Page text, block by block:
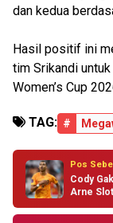
dan kedua
Hasil positif ini
tim Srikandi
Women’s Cup
TAG: #
Pos
Cody
Arne